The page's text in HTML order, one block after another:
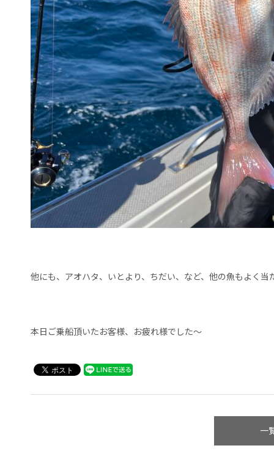
他にも、アオハタ、いとより、ちだい、など、他の魚もよく当
本日ご乗船頂いたお客様、お疲れ様でした〜
一